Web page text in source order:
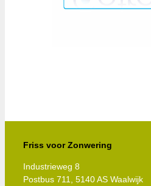
Friss voor Zonwering
Industrieweg 8
Postbus 711, 5140 AS Waalwijk